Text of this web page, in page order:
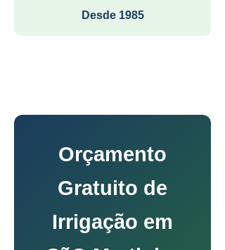
Desde 1985
Orçamento
Gratuito de
Irrigação em